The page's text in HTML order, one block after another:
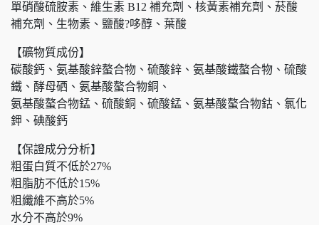
單硝酸硫胺素、維生素 B12 補充劑、核黃素補充劑、菸酸
補充劑、生物素、鹽酸?哆醇、葉酸
【礦物質成份】
碳酸鈣、氨基酸鋅螯合物、硫酸鋅、氨基酸鐵螯合物、硫酸
鐵、酵母硒、氨基酸螯合物銅、
氨基酸螯合物錳、硫酸銅、硫酸錳、氨基酸螯合物鈷、氯化
鉀、碘酸鈣
【保證成分分析】
粗蛋白質不低於27%
粗脂肪不低於15%
粗纖維不高於5%
水分不高於9%